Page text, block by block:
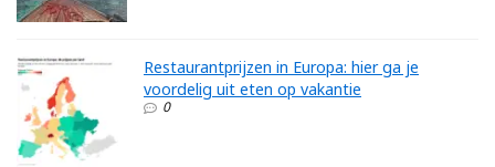
Restaurantprijzen in Europa: hier ga je
voordelig uit eten op vakantie
0